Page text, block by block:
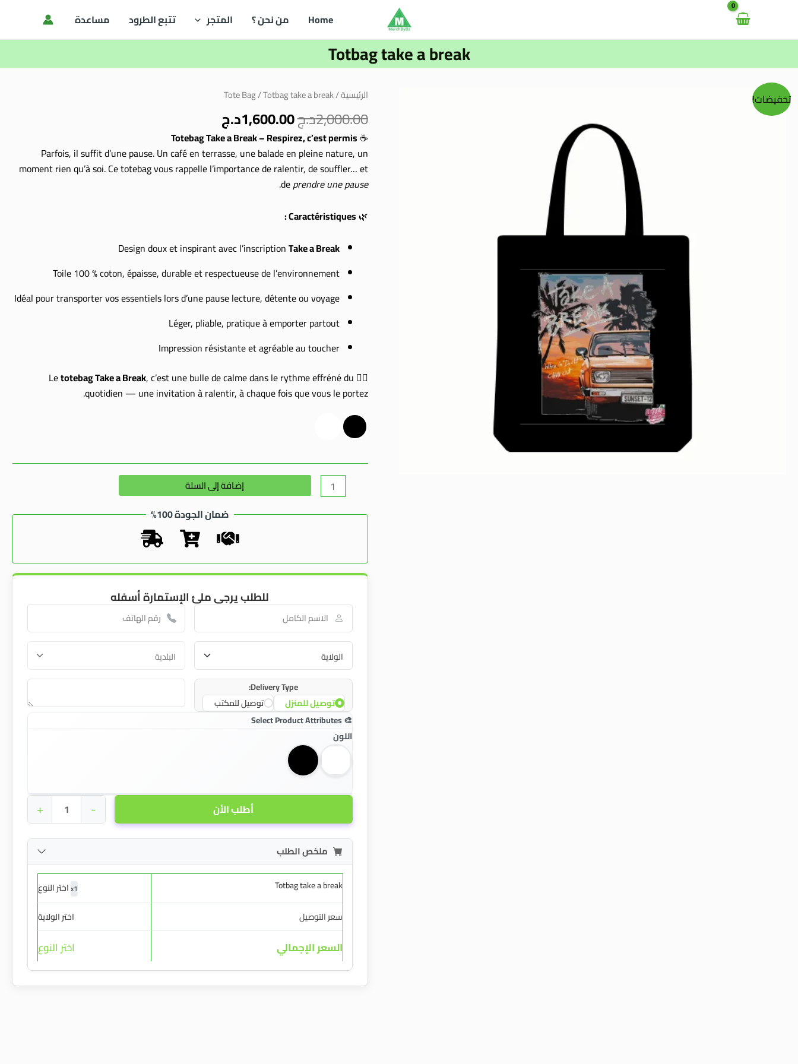
المحتوى
Home من نحن ؟ المتجر تتبع الطرود مساعدة
Totbag take a break
تخفيضات! الرئيسية/
Tote Bag/ Totbag take a break
2,000.00د.ج
السعر
الأصلي
هو:
2,000.00د.ج.
1,600.00د.ج
1,600.00د.ج. ☕
Totebag Take a Break – Respirez, c’est permis
Parfois, il suffit d’une pause. Un café en terrasse, une balade en pleine nature, un
moment rien qu’à soi. Ce totebag vous rappelle l’importance de ralentir, de souffler… et
deprendre une pause
.
🌿
Caractéristiques :
Design doux et inspirant avec l’inscriptionTake a Break
Toile 100 % coton, épaisse, durable et respectueuse de l’environnement
Idéal pour transporter vos essentiels lors d’une pause lecture, détente ou voyage
Léger, pliable, pratique à emporter partout
Impression résistante et agréable au toucher
🧘‍♀️ Le
totebag Take a Break, c’est une bulle de calme dans le rythme effréné du
quotidien — une invitation à ralentir, à chaque fois que vous le portez.
كمية
Totbag
take
a
break
إضافة إلى السلة
ضمان الجودة 100%
للطلب يرجى ملئ الإستمارة أسفله
Delivery Type:
توصيل للمنزل
توصيل للمكتب
اللون
أطلب الأن -
+
ملخص الطلب
Totbag take a break
x1 اختر النوع
سعر التوصيل
اختر الولاية
السعر الإجمالي اختر النوع